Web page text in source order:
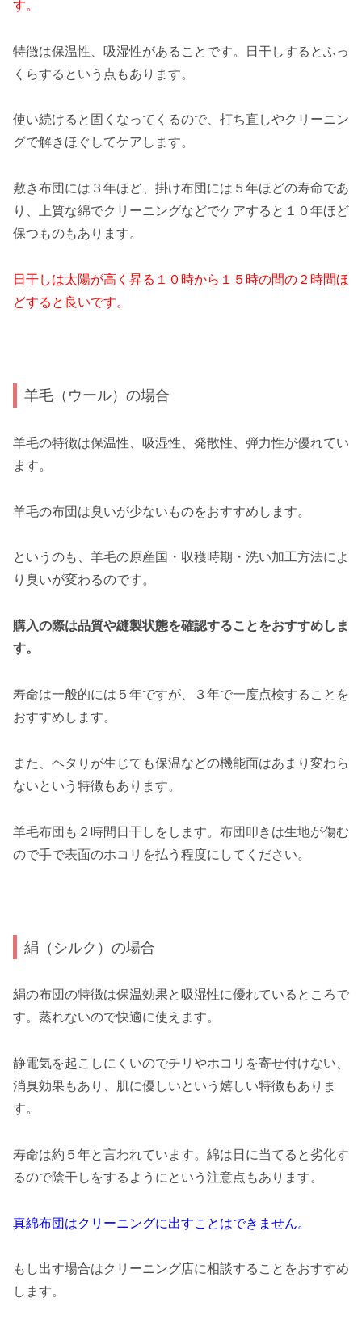
す。
特徴は保温性、吸湿性があることです。日干しするとふっ
くらするという点もあります。
使い続けると固くなってくるので、打ち直しやクリーニン
グで解きほぐしてケアします。
敷き布団には３年ほど、掛け布団には５年ほどの寿命であ
り、上質な綿でクリーニングなどでケアすると１０年ほど
保つものもあります。
日干しは太陽が高く昇る１０時から１５時の間の２時間ほ
どすると良いです。
羊毛（ウール）の場合
羊毛の特徴は保温性、吸湿性、発散性、弾力性が優れてい
ます。
羊毛の布団は臭いが少ないものをおすすめします。
というのも、羊毛の原産国・収穫時期・洗い加工方法によ
り臭いが変わるのです。
購入の際は品質や縫製状態を確認することをおすすめしま
す。
寿命は一般的には５年ですが、３年で一度点検することを
おすすめします。
また、ヘタりが生じても保温などの機能面はあまり変わら
ないという特徴もあります。
羊毛布団も２時間日干しをします。布団叩きは生地が傷む
ので手で表面のホコリを払う程度にしてください。
絹（シルク）の場合
絹の布団の特徴は保温効果と吸湿性に優れているところで
す。蒸れないので快適に使えます。
静電気を起こしにくいのでチリやホコリを寄せ付けない、
消臭効果もあり、肌に優しいという嬉しい特徴もありま
す。
寿命は約５年と言われています。綿は日に当てると劣化す
るので陰干しをするようにという注意点もあります。
真綿布団はクリーニングに出すことはできません。
もし出す場合はクリーニング店に相談することをおすすめ
します。